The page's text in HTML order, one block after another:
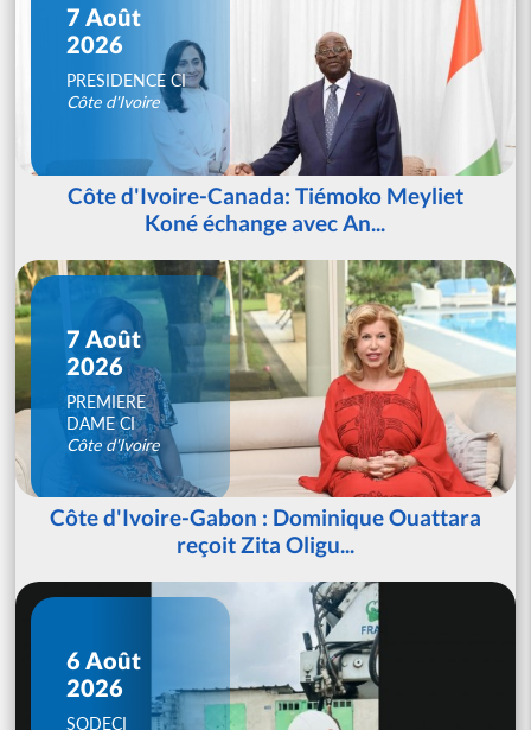
7 Août
2026
PRESIDENCE CI
Côte d'Ivoire
Côte d'Ivoire-Canada: Tiémoko Meyliet
Koné échange avec An...
7 Août
2026
PREMIERE
DAME CI
Côte d'Ivoire
Côte d'Ivoire-Gabon : Dominique Ouattara
reçoit Zita Oligu...
6 Août
2026
SODECI